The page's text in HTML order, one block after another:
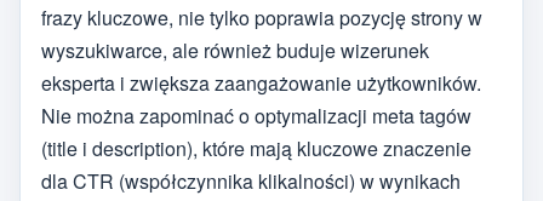
frazy kluczowe, nie tylko poprawia pozycję strony w
wyszukiwarce, ale również buduje wizerunek
eksperta i zwiększa zaangażowanie użytkowników.
Nie można zapominać o optymalizacji meta tagów
(title i description), które mają kluczowe znaczenie
dla CTR (współczynnika klikalności) w wynikach